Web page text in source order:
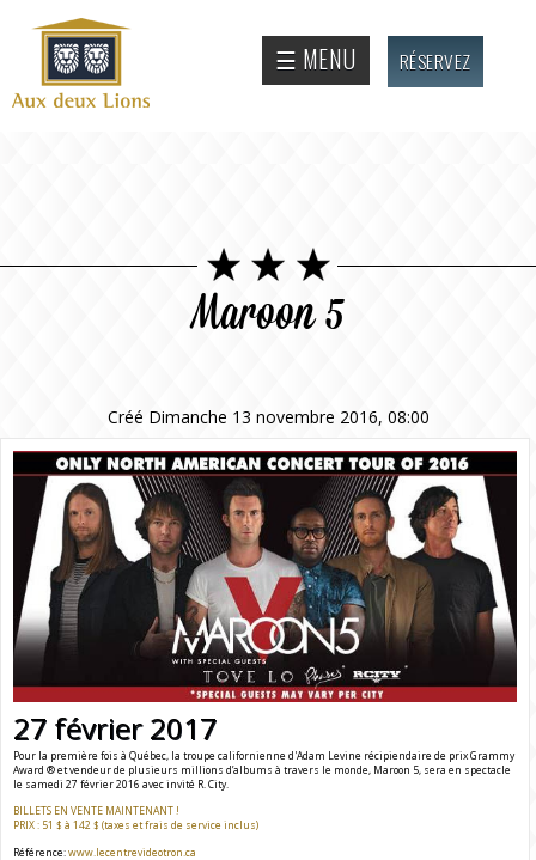
Site
officiel
de
☰ MENU RÉSERVEZ
Maroon 5
Créé Dimanche 13 novembre 2016, 08:00
27 février 2017
Pour la première fois à Québec, la troupe californienne d'Adam Levine récipiendaire de prix Grammy
Award ® et vendeur de plusieurs millions d’albums à travers le monde, Maroon 5, sera en spectacle
le samedi 27 février 2016 avec invité R. City.
BILLETS EN VENTE MAINTENANT !
PRIX : 51 $ à 142 $ (taxes et frais de service inclus)
Référence:www.lecentrevideotron.ca